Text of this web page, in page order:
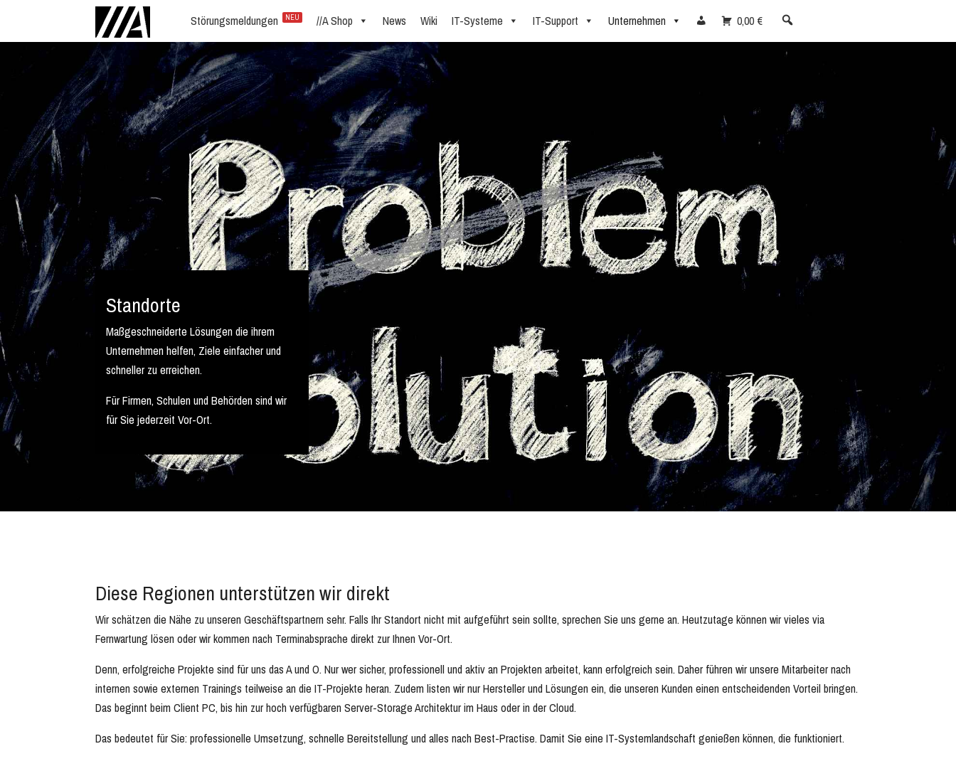
Störungsmeldungen NEU //A Shop News Wiki IT-Systeme IT-Support Unternehmen 0,00 €
Standorte
Maßgeschneiderte Lösungen die ihrem
Unternehmen helfen, Ziele einfacher und
schneller zu erreichen.
Für Firmen, Schulen und Behörden sind wir
für Sie jederzeit Vor-Ort.
Diese Regionen unterstützen wir direkt
Wir schätzen die Nähe zu unseren Geschäftspartnern sehr. Falls Ihr Standort nicht mit aufgeführt sein sollte, sprechen Sie uns gerne an. Heutzutage können wir vieles via
Fernwartung lösen oder wir kommen nach Terminabsprache direkt zur Ihnen Vor-Ort.
Denn, erfolgreiche Projekte sind für uns das A und O. Nur wer sicher, professionell und aktiv an Projekten arbeitet, kann erfolgreich sein. Daher führen wir unsere Mitarbeiter nach
internen sowie externen Trainings teilweise an die IT-Projekte heran. Zudem listen wir nur Hersteller und Lösungen ein, die unseren Kunden einen entscheidenden Vorteil bringen.
Das beginnt beim Client PC, bis hin zur hoch verfügbaren Server-Storage Architektur im Haus oder in der Cloud.
Das bedeutet für Sie: professionelle Umsetzung, schnelle Bereitstellung und alles nach Best-Practise. Damit Sie eine IT-Systemlandschaft genießen können, die funktioniert.